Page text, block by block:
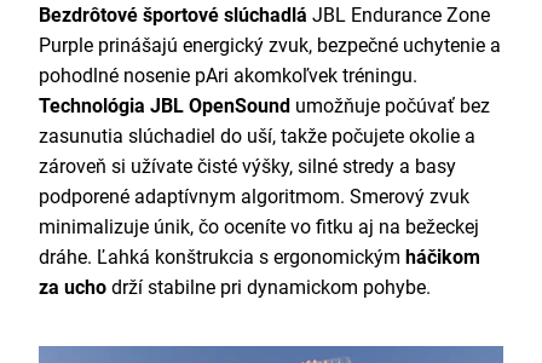
Bezdrôtové športové slúchadlá JBL Endurance Zone
Purple prinášajú energický zvuk, bezpečné uchytenie a
pohodlné nosenie pAri akomkoľvek tréningu.
Technológia JBL OpenSound umožňuje počúvať bez
zasunutia slúchadiel do uší, takže počujete okolie a
zároveň si užívate čisté výšky, silné stredy a basy
podporené adaptívnym algoritmom. Smerový zvuk
minimalizuje únik, čo oceníte vo fitku aj na bežeckej
dráhe. Ľahká konštrukcia s ergonomickým háčikom
za ucho drží stabilne pri dynamickom pohybe.